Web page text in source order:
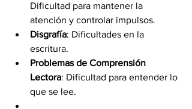
Dificultad para mantener la
atención y controlar impulsos.
Disgrafía: Dificultades en la
escritura.
Problemas de Comprensión
Lectora: Dificultad para entender lo
que se lee.